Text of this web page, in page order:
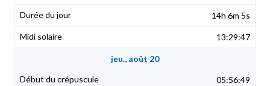
14h 6m 5s
13:29:47
jeu., août 20
05:56:49